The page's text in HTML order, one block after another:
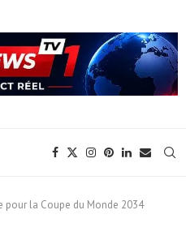
pour la Coupe du Monde 2034